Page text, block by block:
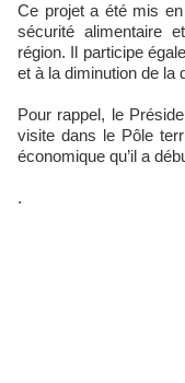
Ce projet a été mis
sécurité alimentaire
région. Il participe
et à la diminution de la
Pour rappel, le
visite dans le Pôle
économique qu’il a
.